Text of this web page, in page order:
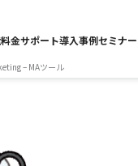
料金サポート導入事例セミナー
– MAツール